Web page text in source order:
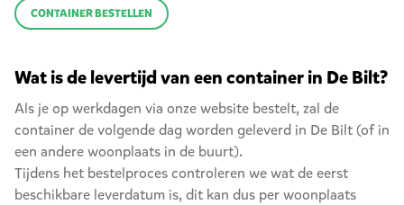
CONTAINER BESTELLEN
Wat is de levertijd van een container in De Bilt?
Als je op werkdagen via onze website bestelt, zal de
container de volgende dag worden geleverd in De Bilt (of in
een andere woonplaats in de buurt).
Tijdens het bestelproces controleren we wat de eerst
beschikbare leverdatum is, dit kan dus per woonplaats